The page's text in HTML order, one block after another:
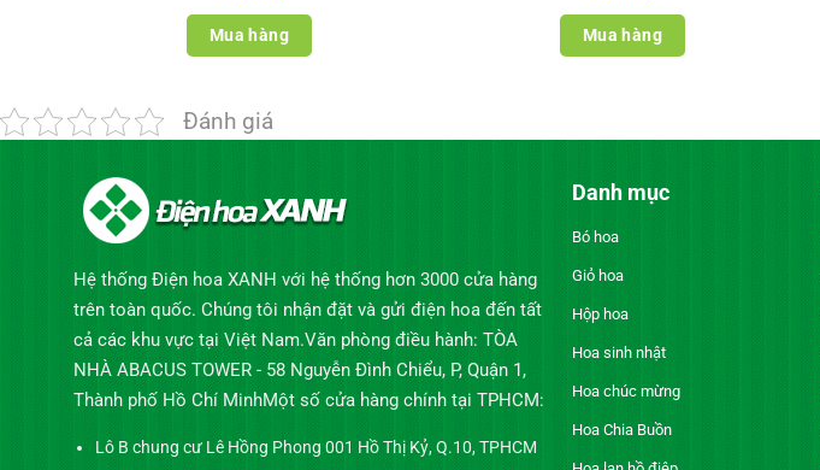
Mua hàng Mua hàng
Đánh giá
Hệ thống Điện hoa XANH với hệ thống hơn 3000 cửa hàng
trên toàn quốc. Chúng tôi nhận đặt và gửi điện hoa đến tất
cả các khu vực tại Việt Nam.Văn phòng điều hành: TÒA
NHÀ ABACUS TOWER - 58 Nguyễn Đình Chiểu, P, Quận 1,
Thành phố Hồ Chí MinhMột số cửa hàng chính tại TPHCM:
Lô B chung cư Lê Hồng Phong 001 Hồ Thị Kỷ, Q.10, TPHCM
Danh mục
Bó hoa
Giỏ hoa
Hộp hoa
Hoa sinh nhật
Hoa chúc mừng
Hoa Chia Buồn